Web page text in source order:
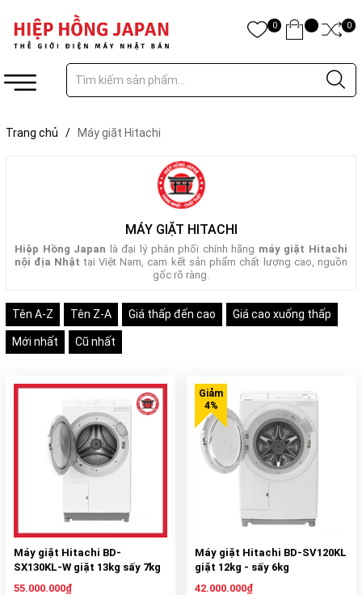
0 0
Trang chủ / Máy giặt Hitachi
MÁY GIẶT HITACHI
Hiệp Hồng Japan là đại lý phân phối chính hãng máy giặt Hitachi
nội địa Nhật tại Việt Nam, cam kết sản phẩm chất lượng cao, nguồn
gốc rõ ràng.
Tên A-Z Tên Z-A Giá thấp đến cao Giá cao xuống thấp
Mới nhất Cũ nhất
Máy giặt Hitachi BD-
SX130KL-W giặt 13kg sấy 7kg
– Cao cấp nội địa Nhật
55.000.000₫
Máy giặt Hitachi BD-SV120KL
giặt 12kg - sấy 6kg
42.000.000₫